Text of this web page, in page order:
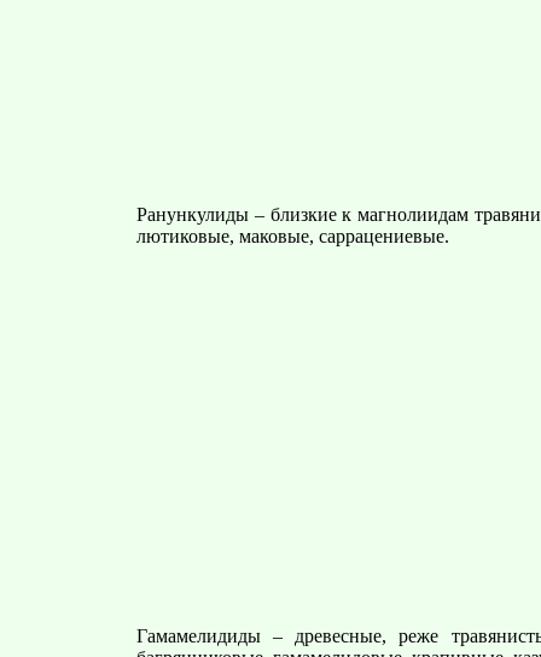
Ранункулиды – близкие к магнолиидам
лютиковые, маковые, саррацениевые.
Гамамелидиды – древесные, реже